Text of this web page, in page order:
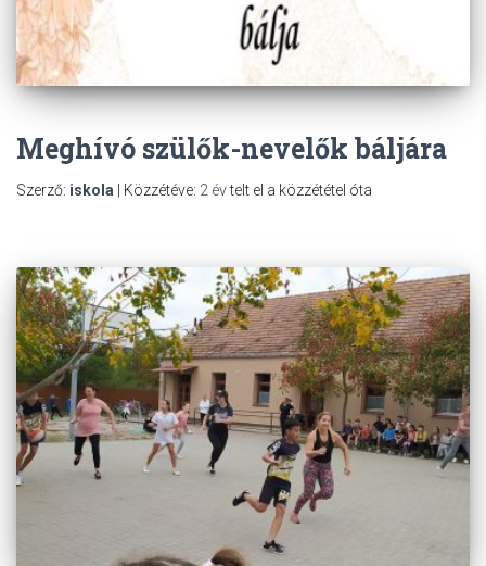
Meghívó szülők-nevelők báljára
Szerző: iskola | Közzétéve: 2 évtelt el a közzététel óta